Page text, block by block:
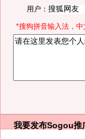
用户：
*搜狗拼音输入法，
我要发布Sogou推